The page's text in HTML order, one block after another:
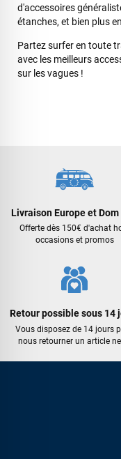
d'accessoires
étanches, et bien plus
Partez surfer en toute
avec les meilleurs
sur les vagues !
Livraison Europe et Dom
Offerte dès 150€ d'achat
occasions et promos
Retour possible sous 14
Vous disposez de 14 jours
nous retourner un article